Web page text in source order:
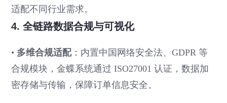
适配不同行业需求。
4. 全链路数据合规与可视化
• 多维合规适配：内置中国网络安全法、GDPR 等
合规模块，金蝶系统通过 ISO27001 认证，数据加
密存储与传输，保障订单信息安全。